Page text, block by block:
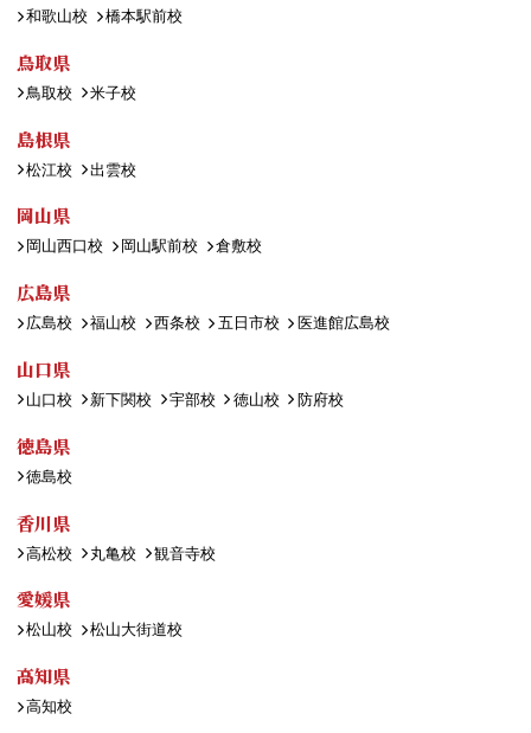
和歌山校 橋本駅前校
鳥取県
鳥取校 米子校
島根県
松江校 出雲校
岡山県
岡山西口校 岡山駅前校 倉敷校
広島県
広島校 福山校 西条校 五日市校 医進館広島校
山口県
山口校 新下関校 宇部校 徳山校 防府校
徳島県
徳島校
香川県
高松校 丸亀校 観音寺校
愛媛県
松山校 松山大街道校
高知県
高知校